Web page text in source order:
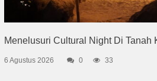
Menelusuri Cultural Night Di Tanah
6 Agustus 2026 0 33